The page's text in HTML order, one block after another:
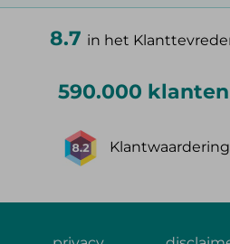
8.7 in het
590.000 klanten